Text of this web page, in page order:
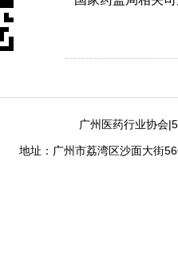
广州医药行业协会
地址：广州市荔湾区沙面大街